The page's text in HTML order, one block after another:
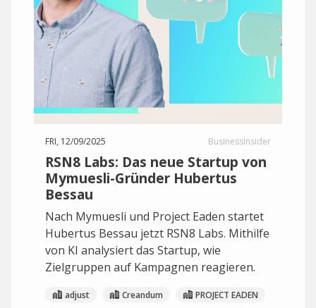
FRI, 12/09/2025 BusinessInsider
RSN8 Labs: Das neue Startup von
Mymuesli-Gründer Hubertus
Bessau
Nach Mymuesli und Project Eaden startet
Hubertus Bessau jetzt RSN8 Labs. Mithilfe
von KI analysiert das Startup, wie
Zielgruppen auf Kampagnen reagieren.
adjust Creandum
PROJECT EADEN